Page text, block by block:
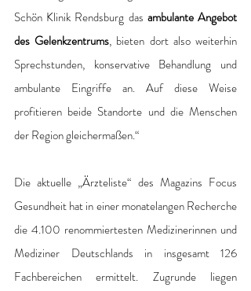
Schön Klinik Rendsburg das ambulante Angebot
des Gelenkzentrums, bieten dort also weiterhin
Sprechstunden, konservative Behandlung und
ambulante Eingriffe an. Auf diese Weise
profitieren beide Standorte und die Menschen
der Region gleichermaßen.“
Die aktuelle „Ärzteliste“ des Magazins Focus
Gesundheit hat in einer monatelangen Recherche
die 4.100 renommiertesten Medizinerinnen und
Mediziner Deutschlands in insgesamt 126
Fachbereichen ermittelt. Zugrunde liegen